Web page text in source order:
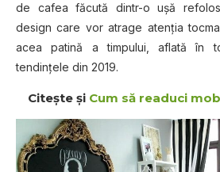
de cafea făcută dintr-o uşă
design care vor atrage atenţia
acea patină a timpului, aflată în
tendinţele din 2019.
Citeşte şi Cum să readuci